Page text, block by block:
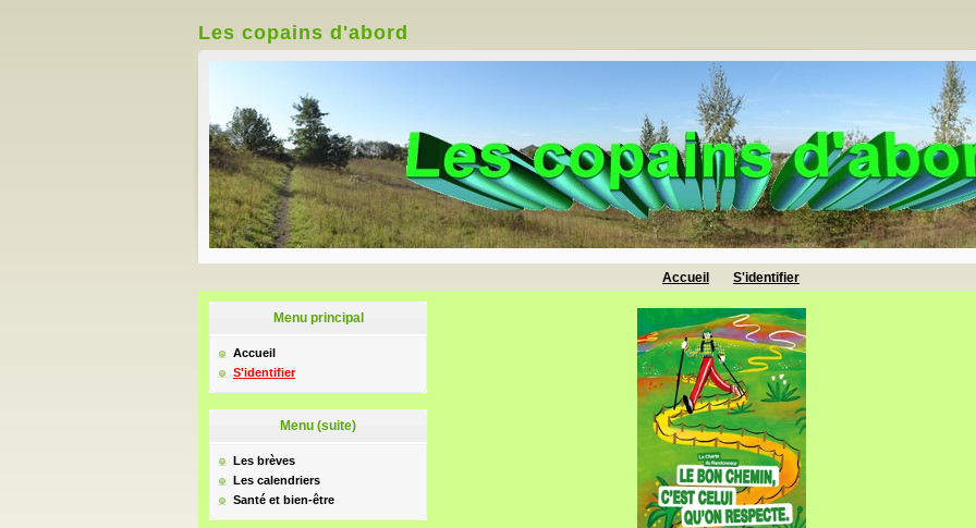
Les copains d'abord
Accueil S'identifier
Menu principal
Accueil
S'identifier
Menu (suite)
Les brèves
Les calendriers
Santé et bien-être